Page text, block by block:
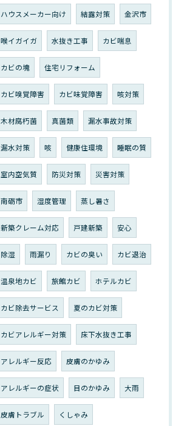
ハウスメーカー向け 結露対策 金沢市
喉イガイガ 水抜き工事 カビ喘息
カビの塊 住宅リフォーム
カビ嗅覚障害 カビ味覚障害 咳対策
木材腐朽菌 真菌類 漏水事故対策
漏水対策 咳 健康住環境 睡眠の質
室内空気質 防災対策 災害対策
南砺市 湿度管理 蒸し暑さ
新築クレーム対応 戸建新築 安心
除湿 雨漏り カビの臭い カビ退治
温泉地カビ 旅館カビ ホテルカビ
カビ除去サービス 夏のカビ対策
カビアレルギー対策 床下水抜き工事
アレルギー反応 皮膚のかゆみ
アレルギーの症状 目のかゆみ 大雨
皮膚トラブル くしゃみ